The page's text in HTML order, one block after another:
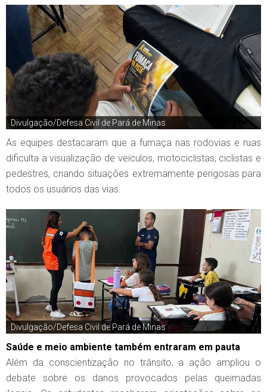
Divulgação/Defesa Civil de Pará de Minas
As equipes destacaram que a fumaça nas rodovias e ruas
dificulta a visualização de veículos, motociclistas, ciclistas e
pedestres, criando situações extremamente perigosas para
todos os usuários das vias.
Divulgação/Defesa Civil de Pará de Minas
Saúde e meio ambiente também entraram em pauta
Além da conscientização no trânsito, a ação ampliou o
debate sobre os danos provocados pelas queimadas